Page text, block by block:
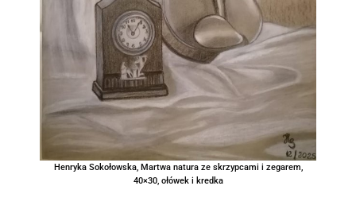
Henryka Sokołowska, Martwa natura ze skrzypcami i zegarem,
40×30, ołówek i kredka